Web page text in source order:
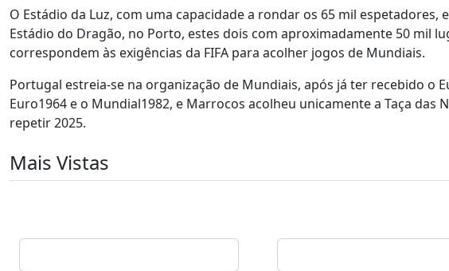
O Estádio da Luz, com uma capacidade a rondar os 65 mil espetadores,
Estádio do Dragão, no Porto, estes dois com aproximadamente 50 mil
correspondem às exigências da FIFA para acolher jogos de Mundiais.
Portugal estreia-se na organização de Mundiais, após já ter recebido o
Euro1964 e o Mundial1982, e Marrocos acolheu unicamente a Taça das
repetir 2025.
Mais Vistas